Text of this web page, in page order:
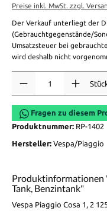
Preise inkl. MwSt. zzgl.
Der Verkauf unterliegt der
(Gebrauchtgegenstände/
Umsatzsteuer bei
wird deshalb nicht
Fragen zu diesem
Produktnummer: RP-1402
Hersteller: Vespa/Piaggio
Produktinformationen
Tank, Benzintank"
Vespa Piaggio Cosa 1, 2